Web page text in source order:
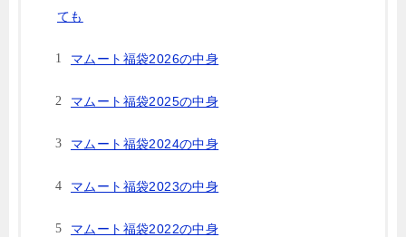
ても
マムート福袋2026の中身
マムート福袋2025の中身
マムート福袋2024の中身
マムート福袋2023の中身
マムート福袋2022の中身